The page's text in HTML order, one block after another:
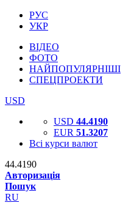
РУС
УКР
ВІДЕО
ФОТО
НАЙПОПУЛЯРНІШІ
СПЕЦПРОЕКТИ
USD
USD 44.4190
EUR 51.3207
Всі курси валют
44.4190
Авторизація
Пошук
RU